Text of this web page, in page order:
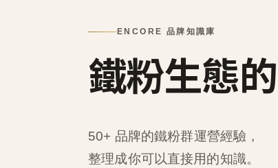
ENCORE 品牌知識庫
鐵粉生態的
50+ 品牌的鐵粉群運營經驗，
整理成你可以直接用的知識。